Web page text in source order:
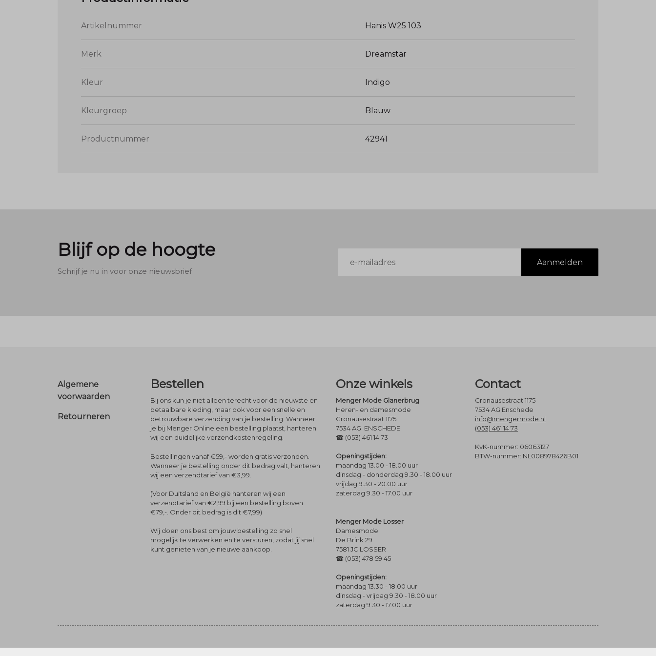
Artikelnummer Hanis W25 103
Merk Dreamstar
Kleur Indigo
Kleurgroep Blauw
Productnummer 42941
Blijf op de hoogte
Schrijf je nu in voor onze nieuwsbrief
mailadres
Aanmelden
Footer
Algemene
voorwaarden
Retourneren
Bestellen
Bij ons kun je niet alleen terecht voor de nieuwste en
betaalbare kleding, maar ook voor een snelle en
betrouwbare verzending van je bestelling. Wanneer
je bij Menger Online een bestelling plaatst, hanteren
wij een duidelijke verzendkostenregeling.
Bestellingen vanaf €59,- worden gratis verzonden.
Wanneer je bestelling onder dit bedrag valt, hanteren
wij een verzendtarief van €3,99.
(Voor Duitsland en België hanteren wij een
verzendtarief van €2,99 bij een bestelling boven
€79,-. Onder dit bedrag is dit €7,99)
Wij doen ons best om jouw bestelling zo snel
mogelijk te verwerken en te versturen, zodat jij snel
kunt genieten van je nieuwe aankoop.
Onze winkels
Menger Mode Glanerbrug
Heren- en damesmode
Gronausestraat 1175
7534 AG ENSCHEDE
☎ (053) 461 14 73
Openingstijden:
maandag 13.00 - 18.00 uur
dinsdag - donderdag 9.30 - 18.00 uur
vrijdag 9.30 - 20.00 uur
zaterdag 9.30 - 17.00 uur
Menger Mode Losser
Damesmode
De Brink 29
7581 JC LOSSER
☎ (053) 478 59 45
Openingstijden:
maandag 13.30 - 18.00 uur
dinsdag - vrijdag 9.30 - 18.00 uur
zaterdag 9.30 - 17.00 uur
Contact
Gronausestraat 1175
7534 AG Enschede
info@mengermode.nl
(053) 461 14 73
KvK-nummer: 06063127
BTW-nummer: NL008978426B01